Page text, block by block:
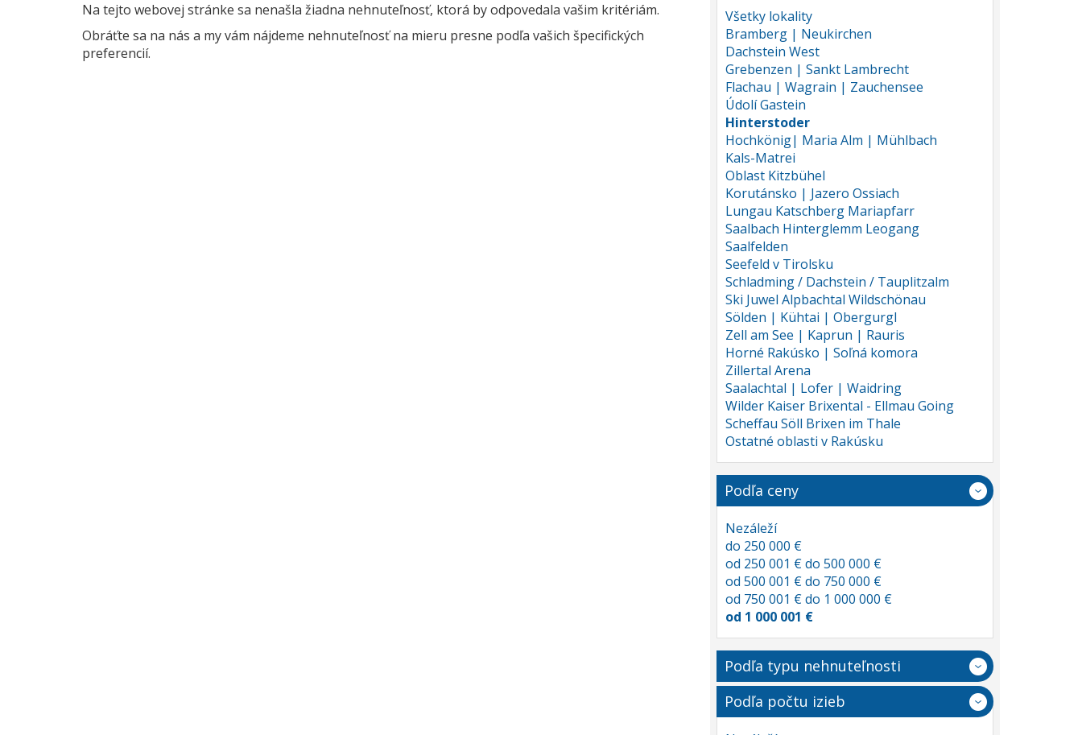
Na tejto webovej stránke sa nenašla žiadna nehnuteľnosť, ktorá by odpovedala vašim kritériám.
Obráťte sa na nás a my vám nájdeme nehnuteľnosť na mieru presne podľa vašich špecifických
preferencií.
Všetky lokality
Bramberg | Neukirchen
Dachstein West
Grebenzen | Sankt Lambrecht
Flachau | Wagrain | Zauchensee
Údolí Gastein
Hinterstoder
Hochkönig| Maria Alm | Mühlbach
Kals-Matrei
Oblast Kitzbühel
Korutánsko | Jazero Ossiach
Lungau Katschberg Mariapfarr
Saalbach Hinterglemm Leogang
Saalfelden
Seefeld v Tirolsku
Schladming / Dachstein / Tauplitzalm
Ski Juwel Alpbachtal Wildschönau
Sölden | Kühtai | Obergurgl
Zell am See | Kaprun | Rauris
Horné Rakúsko | Soľná komora
Zillertal Arena
Saalachtal | Lofer | Waidring
Wilder Kaiser Brixental - Ellmau Going
Scheffau Söll Brixen im Thale
Ostatné oblasti v Rakúsku
Podľa ceny
Nezáleží
do 250 000 €
od 250 001 € do 500 000 €
od 500 001 € do 750 000 €
od 750 001 € do 1 000 000 €
od 1 000 001 €
Podľa typu nehnuteľnosti
Podľa počtu izieb